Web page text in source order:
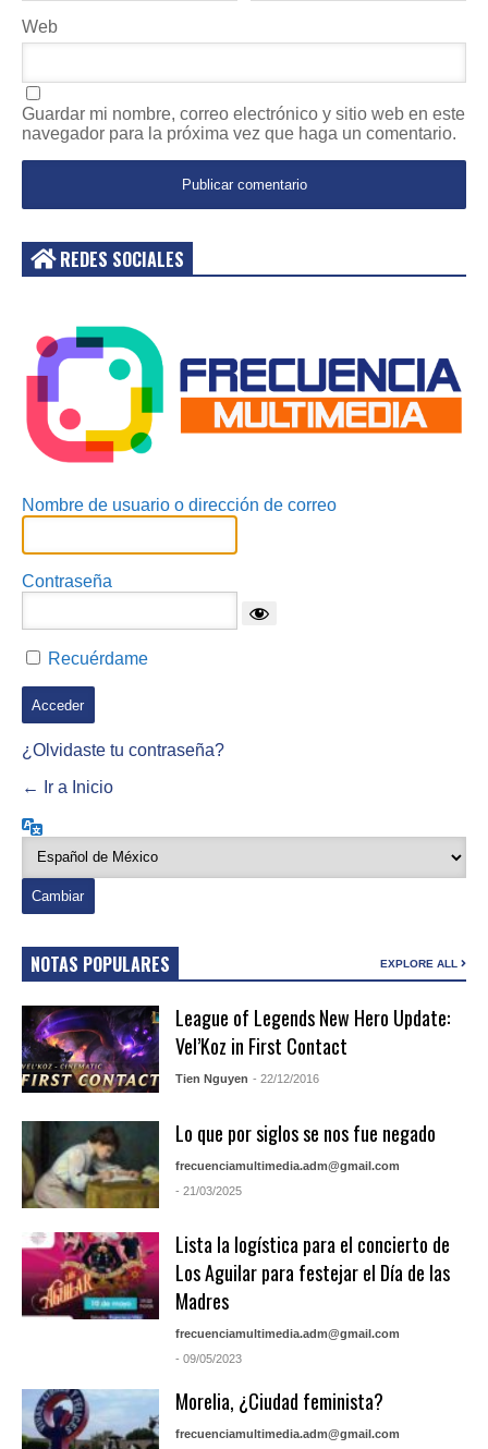
Web
Guardar mi nombre, correo electrónico y sitio web en este
navegador para la próxima vez que haga un comentario.
REDES SOCIALES
Nombre de usuario o dirección de correo
Contraseña
Recuérdame
¿Olvidaste tu contraseña?
← Ir a Inicio
NOTAS POPULARES EXPLORE ALL
League of Legends New Hero Update:
Vel’Koz in First Contact
Tien Nguyen - 22/12/2016
Lo que por siglos se nos fue negado
frecuenciamultimedia.adm@gmail.com
- 21/03/2025
Lista la logística para el concierto de
Los Aguilar para festejar el Día de las
Madres
frecuenciamultimedia.adm@gmail.com
- 09/05/2023
Morelia, ¿Ciudad feminista?
frecuenciamultimedia.adm@gmail.com